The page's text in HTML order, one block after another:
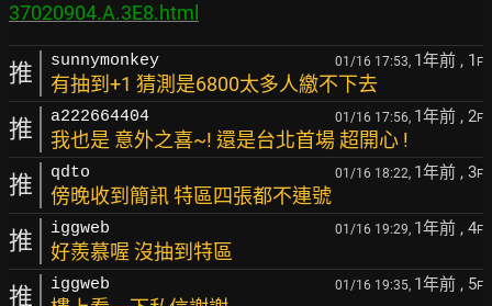
37020904.A.3E8.html
推 sunnymonkey 01/16 17:53, 1年前 , 1 F
有抽到+1 猜測是6800太多人繳不下去
推 a222664404 01/16 17:56, 1年前 , 2F
我也是 意外之喜~! 還是台北首場 超開心 !
推 qdto 01/16 18:22, 1年前 , 3F
傍晚收到簡訊 特區四張都不連號
推 iggweb 01/16 19:29, 1年前 , 4F
好羨慕喔 沒抽到特區
推 iggweb 01/16 19:35, 1年前 , 5F